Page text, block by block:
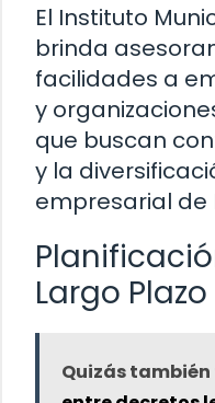
El Instituto
brinda
facilidades a
y
que buscan
y la
empresarial de
Largo Plazo
Quizás